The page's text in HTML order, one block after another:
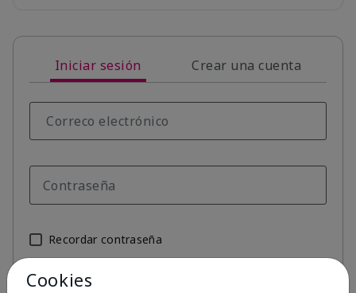
Iniciar sesión Crear una cuenta
Recordar contraseña
Cookies